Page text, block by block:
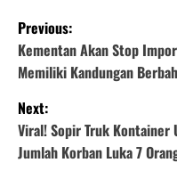
P
o
s
t
n
Previous:
Kementan Akan Stop
Memiliki Kandungan
Next:
Viral! Sopir Truk Kontainer
Jumlah Korban Luka 7